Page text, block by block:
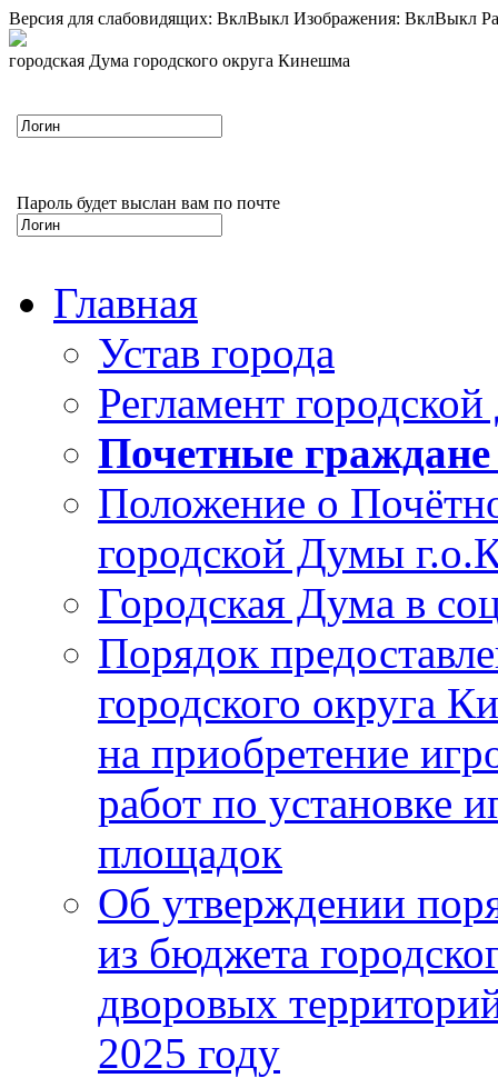
Версия для слабовидящих: ВклВыкл Изображения: ВклВыкл
городская Дума городского округа Кинешма
Пароль будет выслан вам по почте
Главная
Устав города
Регламент
Почетные
Положение о
городской Думы
Городская Дума в
Порядок
городского округа
на приобретение
работ по установке
площадок
Об утверждении
из бюджета
дворовых
2025 году